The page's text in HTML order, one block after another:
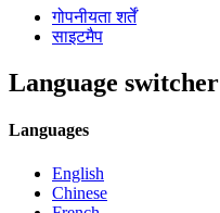
गोपनीयता शर्तें
साइटमैप
Language switcher
Languages
English
Chinese